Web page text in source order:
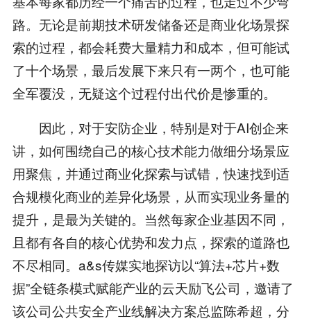
路。无论是前期技术研发储备还是商业化场景探
索的过程，都会耗费大量精力和成本，但可能试
了十个场景，最后发展下来只有一两个，也可能
全军覆没，无疑这个过程付出代价是惨重的。
因此，对于安防企业，特别是对于AI创企来
讲，如何围绕自己的核心技术能力做细分场景应
用聚焦，并通过商业化探索与试错，快速找到适
合规模化商业的差异化场景，从而实现业务量的
提升，是最为关键的。当然每家企业基因不同，
且都有各自的核心优势和发力点，探索的道路也
不尽相同。a&s传媒实地探访以“算法+芯片+数
据”全链条模式赋能产业的云天励飞公司，邀请了
该公司公共安全产业线解决方案总监陈希超，分